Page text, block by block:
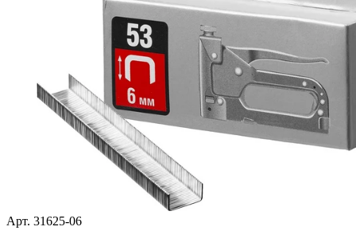
Арт. 31625-06